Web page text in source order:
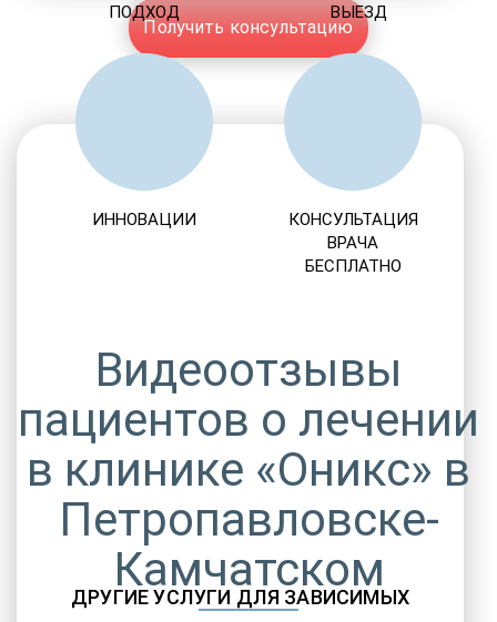
Получить консультацию
ДРУГИЕ УСЛУГИ ДЛЯ ЗАВИСИМЫХ
ПОДХОД
ВЫЕЗД
ИННОВАЦИИ
КОНСУЛЬТАЦИЯ
ВРАЧА
БЕСПЛАТНО
Видеоотзывы
пациентов о лечении
в клинике «Оникс» в
Петропавловске-
Камчатском